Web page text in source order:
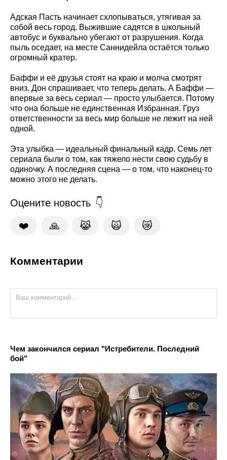
Адская Пасть начинает схлопываться, утягивая за
собой весь город. Выжившие садятся в школьный
автобус и буквально убегают от разрушения. Когда
пыль оседает, на месте Саннидейла остаётся только
огромный кратер.
Баффи и её друзья стоят на краю и молча смотрят
вниз. Дон спрашивает, что теперь делать. А Баффи —
впервые за весь сериал — просто улыбается. Потому
что она больше не единственная Избранная. Груз
ответственности за весь мир больше не лежит на ней
одной.
Эта улыбка — идеальный финальный кадр. Семь лет
сериала были о том, как тяжело нести свою судьбу в
одиночку. А последняя сцена — о том, что наконец-то
можно этого не делать.
Оцените новость
❤️ 🙏 😹 🙀 😿
Комментарии
Чем закончился сериал "Истребители. Последний
бой"